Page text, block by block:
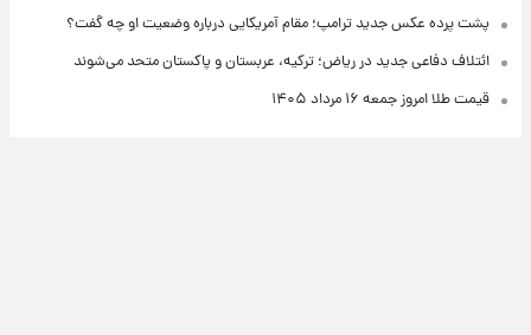
پشت پرده عکس جدید ترامپ؛ مقام آمریکایی درباره وضعیت او چه گفت؟
ائتلاف دفاعی جدید در ریاض؛ ترکیه، عربستان و پاکستان متحد می‌شوند
قیمت طلا امروز جمعه ۱۶ مرداد ۱۴۰۵